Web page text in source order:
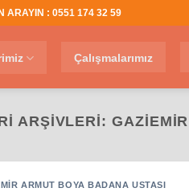
ARAYIN : 0551 174 32 59
Çalışmalarımız
ARŞIVLERI:
ARMUT BOYA BADANA USTASI